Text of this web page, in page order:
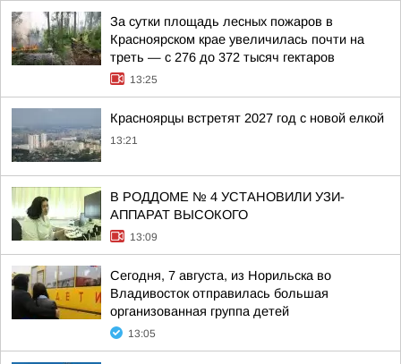
За сутки площадь лесных пожаров в
Красноярском крае увеличилась почти на
треть — с 276 до 372 тысяч гектаров
13:25
Красноярцы встретят 2027 год с новой елкой
13:21
В РОДДОМЕ № 4 УСТАНОВИЛИ УЗИ-
АППАРАТ ВЫСОКОГО
13:09
Сегодня, 7 августа, из Норильска во
Владивосток отправилась большая
организованная группа детей
13:05